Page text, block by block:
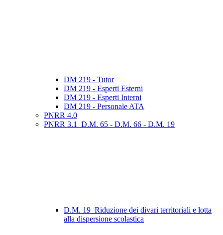
DM 219 - Tutor
DM 219 - Esperti Esterni
DM 219 - Esperti Interni
DM 219 - Personale ATA
PNRR 4.0
PNRR 3.1_D.M. 65 - D.M. 66 - D.M. 19
D.M. 19_Riduzione dei divari territoriali e lotta
alla dispersione scolastica